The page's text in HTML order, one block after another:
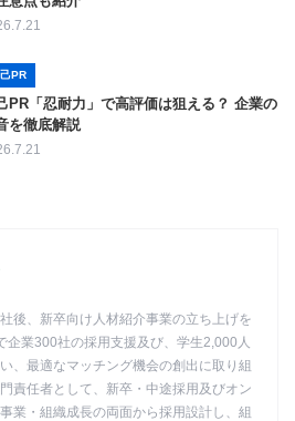
PR
PR「忍耐力」で高評価は狙える？ 企業の
を徹底解説
後、新卒向け人材紹介事業の立ち上げを
企業300社の採用支援及び、学生2,000人
、最適なマッチング機会の創出に取り組
責任者として、新卒・中途採用及びオン
業・組織成長の両面から採用設計し、組